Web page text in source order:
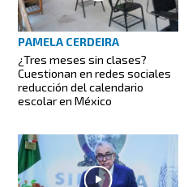
PAMELA CERDEIRA
¿Tres meses sin clases?
Cuestionan en redes sociales
reducción del calendario
escolar en México